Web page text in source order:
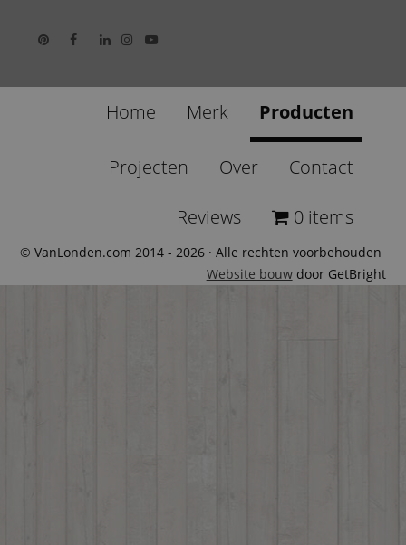
Home Merk Producten
Projecten Over Contact
Reviews 0 items
© VanLonden.com 2014 - 2026 · Alle rechten voorbehouden
Website bouwdoor GetBright